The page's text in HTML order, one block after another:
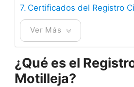
Certificados del Registro
Ver Más
¿Qué es el
Motilleja?